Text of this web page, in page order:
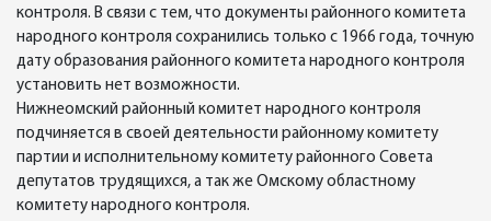
контроля. В связи с тем, что документы районного комитета
народного контроля сохранились только с 1966 года, точную
дату образования районного комитета народного контроля
установить нет возможности.
Нижнеомский районный комитет народного контроля
подчиняется в своей деятельности районному комитету
партии и исполнительному комитету районного Совета
депутатов трудящихся, а так же Омскому областному
комитету народного контроля.